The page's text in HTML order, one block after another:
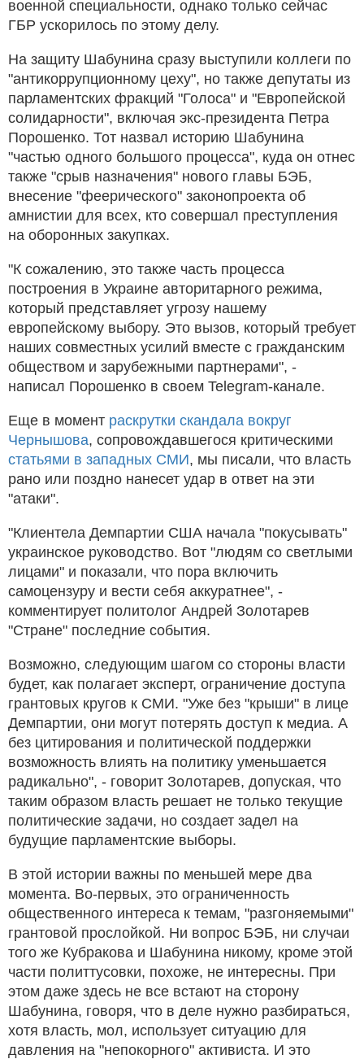
военной специальности, однако только сейчас
ГБР ускорилось по этому делу.
На защиту Шабунина сразу выступили коллеги по
"антикоррупционному цеху", но также депутаты из
парламентских фракций "Голоса" и "Европейской
солидарности", включая экс-президента Петра
Порошенко. Тот назвал историю Шабунина
"частью одного большого процесса", куда он отнес
также "срыв назначения" нового главы БЭБ,
внесение "феерического" законопроекта об
амнистии для всех, кто совершал преступления
на оборонных закупках.
"К сожалению, это также часть процесса
построения в Украине авторитарного режима,
который представляет угрозу нашему
европейскому выбору. Это вызов, который требует
наших совместных усилий вместе с гражданским
обществом и зарубежными партнерами", -
написал Порошенко в своем Telegram-канале.
Еще в момент раскрутки скандала вокруг
Чернышова, сопровождавшегося критическими
статьями в западных СМИ, мы писали, что власть
рано или поздно нанесет удар в ответ на эти
"атаки".
"Клиентела Демпартии США начала "покусывать"
украинское руководство. Вот "людям со светлыми
лицами" и показали, что пора включить
самоцензуру и вести себя аккуратнее", -
комментирует политолог Андрей Золотарев
"Стране" последние события.
Возможно, следующим шагом со стороны власти
будет, как полагает эксперт, ограничение доступа
грантовых кругов к СМИ. "Уже без "крыши" в лице
Демпартии, они могут потерять доступ к медиа. А
без цитирования и политической поддержки
возможность влиять на политику уменьшается
радикально", - говорит Золотарев, допуская, что
таким образом власть решает не только текущие
политические задачи, но создает задел на
будущие парламентские выборы.
В этой истории важны по меньшей мере два
момента. Во-первых, это ограниченность
общественного интереса к темам, "разгоняемыми"
грантовой прослойкой. Ни вопрос БЭБ, ни случаи
того же Кубракова и Шабунина никому, кроме этой
части политтусовки, похоже, не интересны. При
этом даже здесь не все встают на сторону
Шабунина, говоря, что в деле нужно разбираться,
хотя власть, мол, использует ситуацию для
давления на "непокорного" активиста. И это